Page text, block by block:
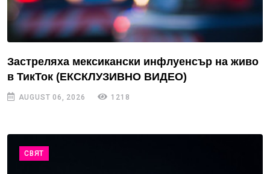
Застреляха мексикански инфлуенсър на живо
в ТикТок (ЕКСКЛУЗИВНО ВИДЕО)
AUGUST 06, 2026 1218
СВЯТ